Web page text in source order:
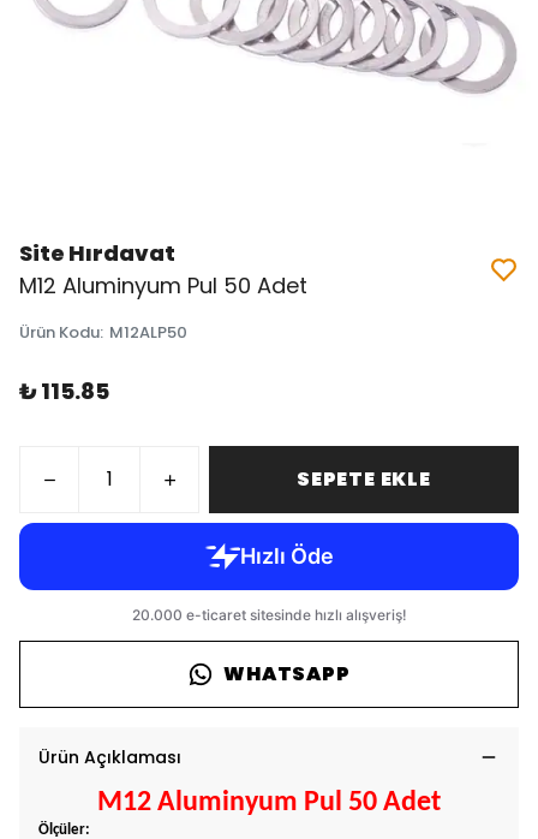
Site Hırdavat
M12 Aluminyum Pul 50 Adet
Ürün Kodu: M12ALP50
₺ 115.85
SEPETE EKLE
WHATSAPP
Ürün Açıklaması
M12 Aluminyum Pul 50 Adet
Ölçüler: